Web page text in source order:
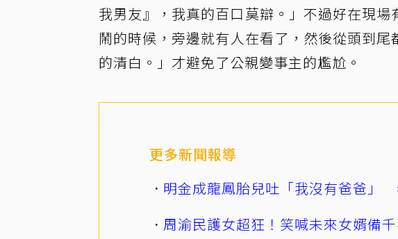
我男友』，我真的百口莫辯。」不過好在現
鬧的時候，旁邊就有人在看了，然後從頭到
的清白。」才避免了公親變事主的尷尬。
更多新聞報導
明金成龍鳳胎兒吐「我沒有爸爸」
周渝民護女超狂！笑喊未來女婿備